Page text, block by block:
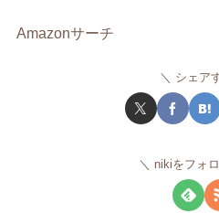
Amazonサーチ
シェア
nikiをフォ